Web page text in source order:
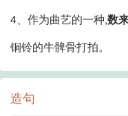
4、作为曲艺的一种,数
铜铃的牛髀骨打拍。
造句